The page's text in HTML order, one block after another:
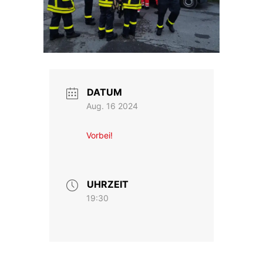
Intern
DATUM
Aug. 16 2024
Vorbei!
UHRZEIT
19:30